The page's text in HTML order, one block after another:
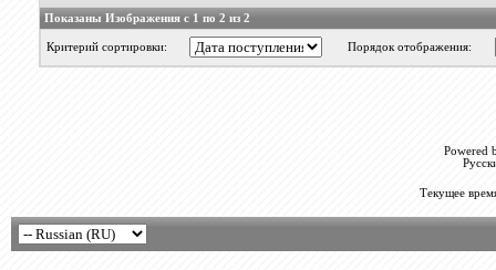
Показаны Изображения с 1 по 2 из 2
Критерий сортировки: Порядок отображения:
Powered
Текущее